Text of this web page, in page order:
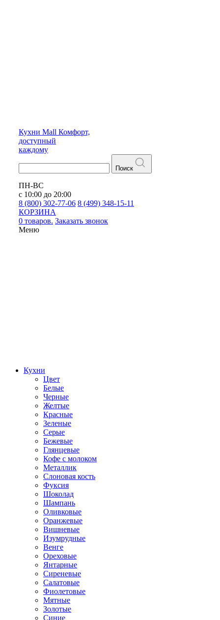
Кухни Mall Комфорт,
доступный
каждому
Поиск
ПН-ВС
с 10:00 до 20:00
8 (800) 302-77-06 8 (499) 348-15-11
КОРЗИНА
0 товаров. Заказать звонок
Меню
Кухни
Цвет
Белые
Черные
Желтые
Красные
Зеленые
Серые
Бежевые
Глянцевые
Кофе с молоком
Металлик
Слоновая кость
Фуксия
Шоколад
Шампань
Оливковые
Оранжевые
Вишневые
Изумрудные
Венге
Ореховые
Янтарные
Сиреневые
Салатовые
Фиолетовые
Мятные
Золотые
Синие